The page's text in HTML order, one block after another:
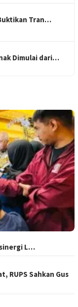
Tran…
Dimulai dari…
L…
RUPS Sahkan Gus